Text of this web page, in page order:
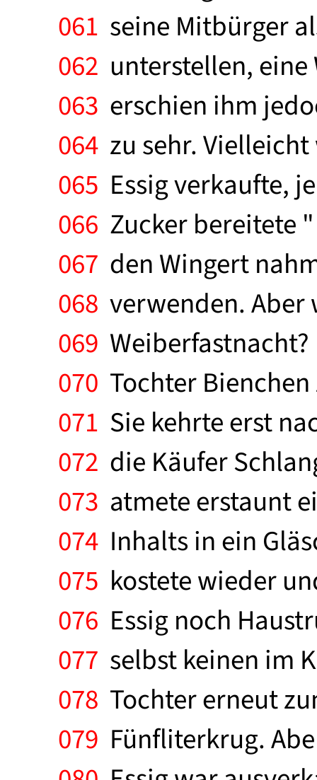
061 seine Mitbürger
062 unterstellen,
063 erschien ihm
064 zu sehr.
065 Essig verkaufte,
066 Zucker bereitete
067 den Wingert
068 verwenden. Aber
069
070 Tochter
071 Sie kehrte erst
072 die Käufer
073 atmete erstaunt
074 Inhalts in ein
075 kostete wieder
076 Essig noch
077 selbst keinen im
078 Tochter erneut
079 Fünfliterkrug.